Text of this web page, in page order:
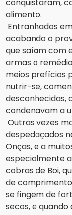
conquistaram,
alimento.
Entranhados
acabando o
que saíam com
armas o
meios prefícios
nutrir-se,
desconhecidas,
condenavam a
Outras vezes
despedaçados
Onças, e a
especialmente
cobras de Boi,
de
se fingem de
secos, e